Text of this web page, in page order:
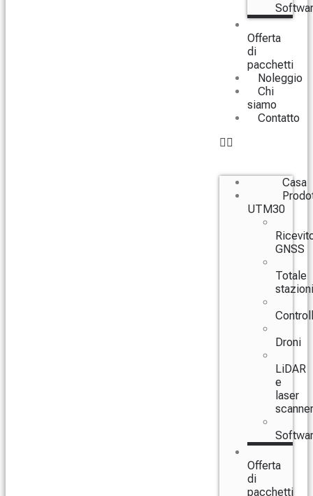
Offerta
di
pacchetti
Noleggio
Chi
siamo
Contatto
Casa
UTM30
GNSS
Totale
stazioni
Droni
LiDAR
e
laser
scanner
Offerta
di
pacchetti